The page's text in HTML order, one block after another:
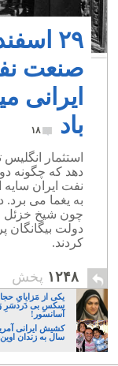
۲۹
صنعت
باد
۱۸
استثمار
دهد که چگونه
نفت ایران سایه
به یغما می برد.
چون شیخ خزئل و
دولت بیگانگان
کردند.
۱۲۴۸ پخش
یکی از مَزایایِ
سکسِ بی دَردسَرِ
آسانسور!
سال به زندان